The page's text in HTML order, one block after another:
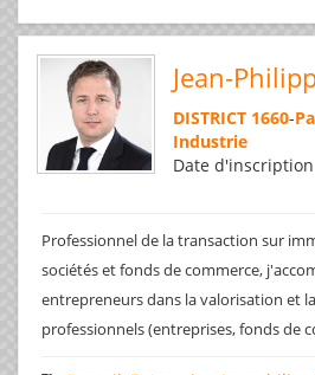
Jean-
DISTRICT 1660-
Industrie
Date
Professionnel de la transaction sur
sociétés et fonds de commerce,
entrepreneurs dans la valorisation et
professionnels (entreprises, fonds de